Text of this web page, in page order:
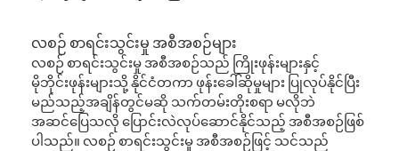
လစဉ် စာရင်းသွင်းမှု အစီအစဉ်များ
လစဉ် စာရင်းသွင်းမှု အစီအစဉ်သည် ကြိုးဖုန်းများနှင့်
မိုဘိုင်းဖုန်းများသို့ နိုင်ငံတကာ ဖုန်းခေါ်ဆိုမှုများ ပြုလုပ်နိုင်ပြီး
မည်သည့်အချိန်တွင်မဆို သက်တမ်းတိုးစရာ မလိုဘဲ
အဆင်ပြေသလို ပြောင်းလဲလုပ်ဆောင်နိုင်သည့် အစီအစဉ်ဖြစ်
ပါသည်။ လစဉ် စာရင်းသွင်းမှု အစီအစဉ်ဖြင့် သင်သည်